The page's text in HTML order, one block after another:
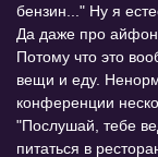
бензин..." Ну я
Да даже про
Потому что это
вещи и еду.
конференции
"Послушай, тебе
питаться в